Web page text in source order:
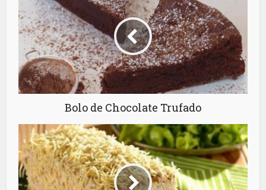
Bolo de Chocolate Trufado